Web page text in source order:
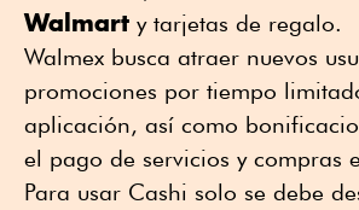
Walmart y tarjetas de regalo.
Walmex busca atraer nuevos
promociones por tiempo
aplicación, así como
el pago de servicios y compras
Para usar Cashi solo se debe